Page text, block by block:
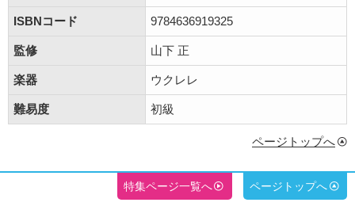
ISBNコード 9784636919325
監修 山下 正
楽器 ウクレレ
難易度 初級
ページトップへ
特集ページ一覧へ ページトップへ